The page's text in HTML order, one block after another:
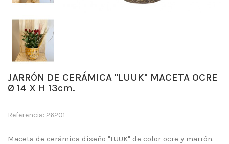
JARRÓN DE CERÁMICA "LUUK" MACETA OCRE
Ø 14 X H 13cm.
Referencia: 26201
Maceta de cerámica diseño "LUUK" de color ocre y marrón.